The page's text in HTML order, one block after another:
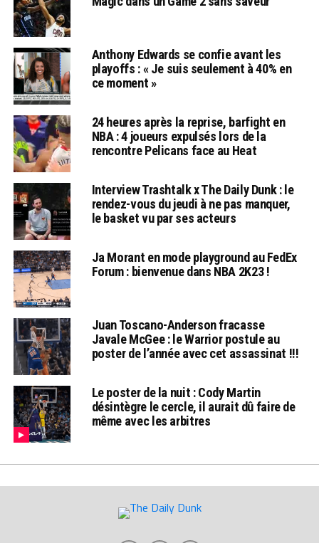
Anthony Edwards se confie avant les
playoffs : « Je suis seulement à 40% en
ce moment »
24 heures après la reprise, barfight en
NBA : 4 joueurs expulsés lors de la
rencontre Pelicans face au Heat
Interview Trashtalk x The Daily Dunk : le
rendez-vous du jeudi à ne pas manquer,
le basket vu par ses acteurs
Ja Morant en mode playground au FedEx
Forum : bienvenue dans NBA 2K23 !
Juan Toscano-Anderson fracasse
Javale McGee : le Warrior postule au
poster de l’année avec cet assassinat !!!
Le poster de la nuit : Cody Martin
désintègre le cercle, il aurait dû faire de
même avec les arbitres